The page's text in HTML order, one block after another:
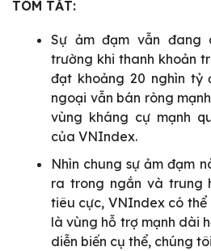
TÓM TẮT:
Sự ảm đạm vẫn
trường khi thanh khoản
đạt khoảng 20 nghìn tỷ
ngoại vẫn bán ròng
vùng kháng cự mạnh
của VNIndex.
Nhìn chung sự ảm đạm
ra trong ngắn và trung
tiêu cực, VNIndex có thể
là vùng hỗ trợ mạnh dài
diễn biến cụ thể, chúng